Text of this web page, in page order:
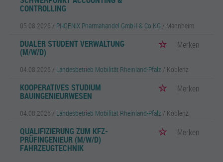
CONTROLLING
05.08.2026 / PHOENIX Pharmahandel GmbH & Co KG / Mannheim
DUALER STUDENT VERWALTUNG
(M/W/D)
Merken
04.08.2026 / Landesbetrieb Mobilität Rheinland-Pfalz / Koblenz
KOOPERATIVES STUDIUM
BAUINGENIEURWESEN
Merken
04.08.2026 / Landesbetrieb Mobilität Rheinland-Pfalz / Koblenz
QUALIFIZIERUNG ZUM KFZ-
PRÜFINGENIEUR (M/W/D)
FAHRZEUGTECHNIK
Merken